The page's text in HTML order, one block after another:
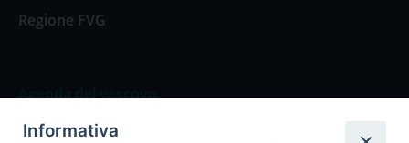
Regione FVG
Agenda del vescovo
Agenda del vescovo
Informativa